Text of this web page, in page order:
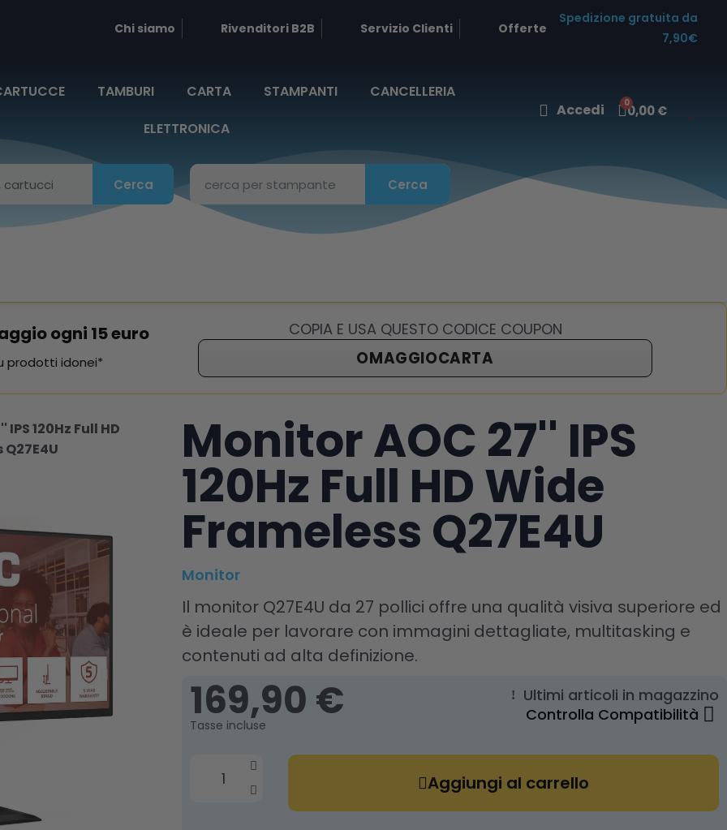
Chi siamo Rivenditori B2B Servizio Clienti Offerte
Spedizione gratuita da
7,90€
TAMBURI CARTA STAMPANTI
CANCELLERIA
ELETTRONICA
Accedi 0,00 €
Cerca Cerca
ogni 15 euro
prodotti idonei*
COPIA E USA QUESTO CODICE COUPON
OMAGGIOCARTA
120Hz Full HD
Monitor AOC 27'' IPS
120Hz Full HD Wide
Frameless Q27E4U
Monitor
Il monitor Q27E4U da 27 pollici offre una qualità visiva superiore ed
è ideale per lavorare con immagini dettagliate, multitasking e
contenuti ad alta definizione.
169,90 €
Tasse incluse
Ultimi articoli in magazzino
Controlla Compatibilità
Aggiungi al carrello